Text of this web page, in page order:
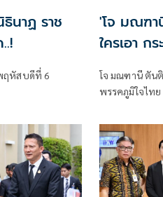
นาฏ ราช
ฤหัสบดีที่ 6
'โจ มณฑา
ใครเอา ก
แดง ก็ยัง
โจ มณฑานี ตัน
พรรคภูมิใจไท
มาถึงจุดที่เป็น